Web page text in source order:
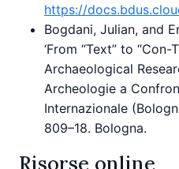
https://
Bogdani, Julian, and
‘From “Text” to
Archaeological
Archeologie a
Internazionale
809–18. Bologna.
Risorse online